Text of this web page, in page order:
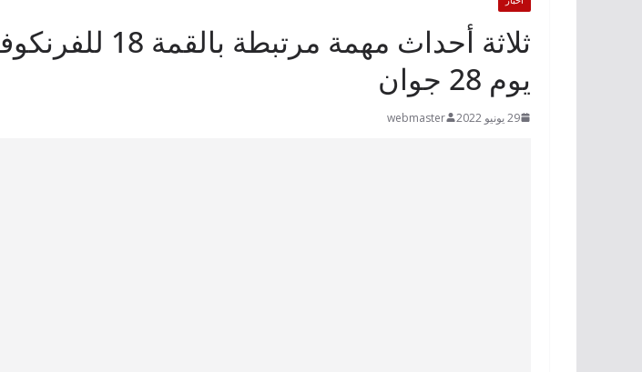
ثلاثة أحداث مهمة
يوم 28 جوان
29 يونيو 2022 webmaster